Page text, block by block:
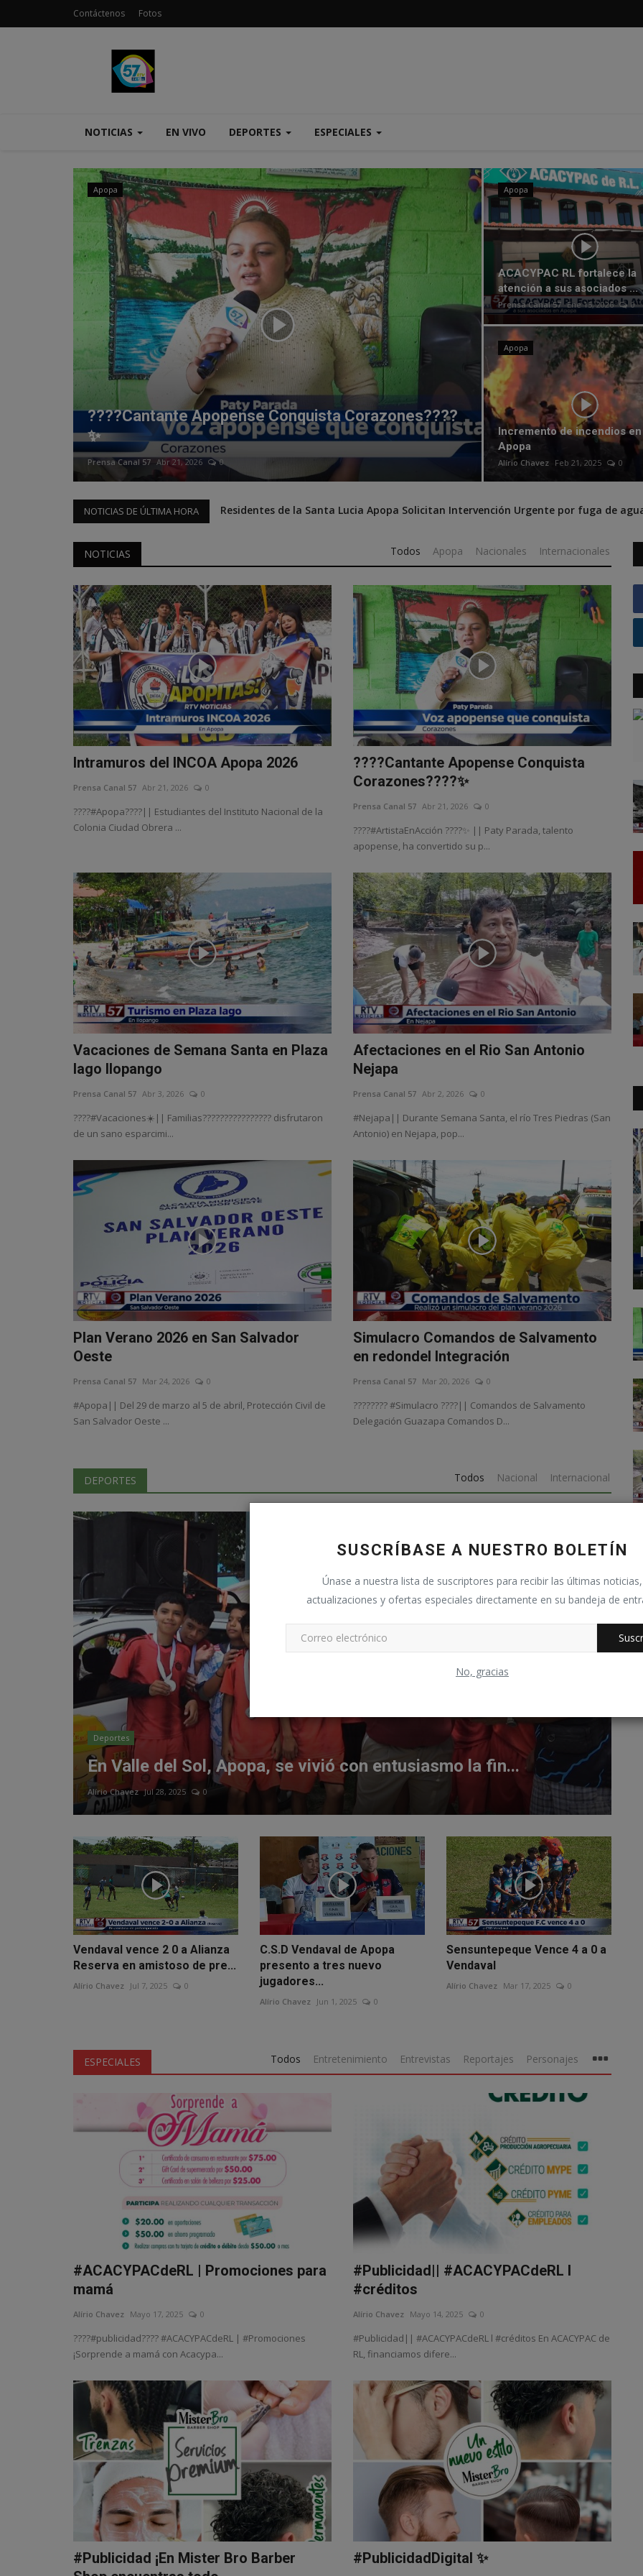
Contáctenos Fotos
NOTICIAS EN VIVO DEPORTES ESPECIALES
SUSCRÍBASE A NUESTRO BOLETÍN
Únase a nuestra lista de suscriptores para recibir las últimas noticias,
actualizaciones y ofertas especiales directamente en su bandeja de
No, gracias
Apopa
????Cantante Apopense Conquista Corazones????
✨
Prensa Canal 57 Abr 21, 2026 0
Nacionales
Vacaciones de
Prensa Canal 57 Abr 3, 2026
Apopa
ACACYPAC RL fortalece la
atención a sus asociados ...
Prensa Canal 57 Ene 15, 2026 0
Apopa
Incremento de incendios en
Apopa
Alírio Chavez Feb 21, 2025 0
NOTICIAS DE ÚLTIMA HORA Residentes de la Santa Lucia Apopa Solicitan Intervención Urgente por fuga de
NOTICIAS Todos Apopa Nacionales Internacionales
Intramuros del INCOA Apopa 2026
Prensa Canal 57 Abr 21, 2026 0
????#Apopa????|| Estudiantes del Instituto Nacional de la
Colonia Ciudad Obrera ...
????Cantante Apopense Conquista
Corazones????✨
Prensa Canal 57 Abr 21, 2026 0
????#ArtistaEnAcción ????✨ || Paty Parada, talento
apopense, ha convertido su p...
Vacaciones de Semana Santa en Plaza
lago Ilopango
Prensa Canal 57 Abr 3, 2026 0
????#Vacaciones☀️|| Familias????‍????‍????‍???? disfrutaron
de un sano esparcimi...
Afectaciones en el Rio San Antonio
Nejapa
Prensa Canal 57 Abr 2, 2026 0
#Nejapa|| Durante Semana Santa, el río Tres Piedras (San
Antonio) en Nejapa, pop...
Plan Verano 2026 en San Salvador
Oeste
Prensa Canal 57 Mar 24, 2026 0
#Apopa|| Del 29 de marzo al 5 de abril, Protección Civil de
San Salvador Oeste ...
Simulacro Comandos de Salvamento
en redondel Integración
Prensa Canal 57 Mar 20, 2026 0
????????️ #Simulacro ????|| Comandos de Salvamento
Delegación Guazapa Comandos D...
DEPORTES Todos Nacional Internacional
Deportes
En Valle del Sol, Apopa, se vivió con entusiasmo la fin...
Alírio Chavez Jul 28, 2025 0
Vendaval vence 2 0 a Alianza
Reserva en amistoso de pre...
Alírio Chavez Jul 7, 2025 0
C.S.D Vendaval de Apopa
presento a tres nuevo
jugadores...
Alírio Chavez Jun 1, 2025 0
Sensuntepeque Vence 4 a 0 a
Vendaval
Alírio Chavez Mar 17, 2025 0
ESPECIALES Todos Entretenimiento Entrevistas Reportajes Personajes
#ACACYPACdeRL | Promociones para
mamá
Alírio Chavez Mayo 17, 2025 0
????#publicidad???? #ACACYPACdeRL | #Promociones
¡Sorprende a mamá con Acacypa...
#Publicidad|| #ACACYPACdeRL l
#créditos
Alírio Chavez Mayo 14, 2025 0
#Publicidad|| #ACACYPACdeRL l #créditos En ACACYPAC de
RL, financiamos difere...
#Publicidad ¡En Mister Bro Barber
#PublicidadDigital ✨